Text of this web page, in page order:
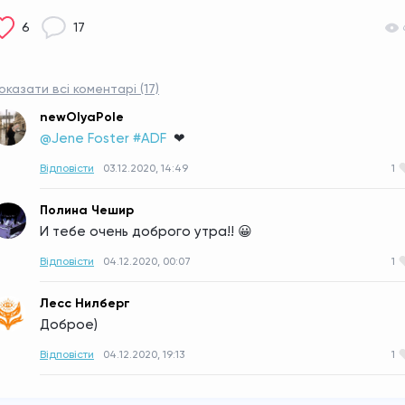
6 17
всі коментарі (17)
newOlyaPole
@Jene Foster #ADF ❤
Відповісти 03.12.2020, 14:49 1
Полина Чешир
И тебе очень доброго утра!! 😀
Відповісти 04.12.2020, 00:07 1
Лесс Нилберг
Доброе)
Відповісти 04.12.2020, 19:13 1